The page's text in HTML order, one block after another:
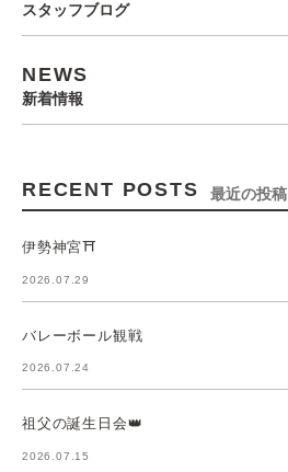
スタッフブログ
NEWS
新着情報
RECENT POSTS 最近の投稿
伊勢神宮⛩️
2026.07.29
バレーボール観戦
2026.07.24
祖父の誕生日会👑
2026.07.15